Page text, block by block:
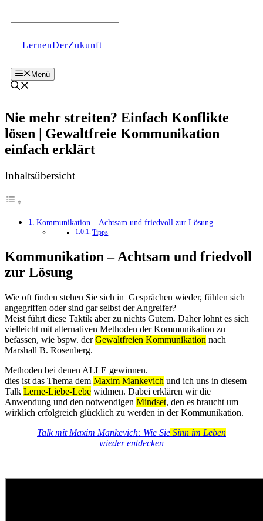
Zum
LernenDerZukunft
Menü
Nie mehr streiten? Einfach Konflikte
lösen | Gewaltfreie Kommunikation
einfach erklärt
Inhaltsübersicht
Kommunikation – Achtsam und friedvoll zur Lösung
Tipps
Kommunikation – Achtsam und friedvoll
zur Lösung
Wie oft finden stehen Sie sich in Gesprächen wieder, fühlen sich
angegriffen oder sind gar selbst der Angreifer?
Meist führt diese Taktik aber zu nichts Gutem. Daher lohnt es sich
vielleicht mit alternativen Methoden der Kommunikation zu
befassen, wie bspw. derGewaltfreien Kommunikation nach
Marshall B. Rosenberg.
Methoden bei denen ALLE gewinnen.
dies ist das Thema dem Maxim Mankevich und ich uns in diesem
Talk Lerne-Liebe-Lebe widmen. Dabei erklären wir die
Anwendung und den notwendigen Mindset, den es braucht um
wirklich erfolgreich glücklich zu werden in der Kommunikation.
Talk mit Maxim Mankevich: Wie Sie Sinn im Leben
wieder entdecken